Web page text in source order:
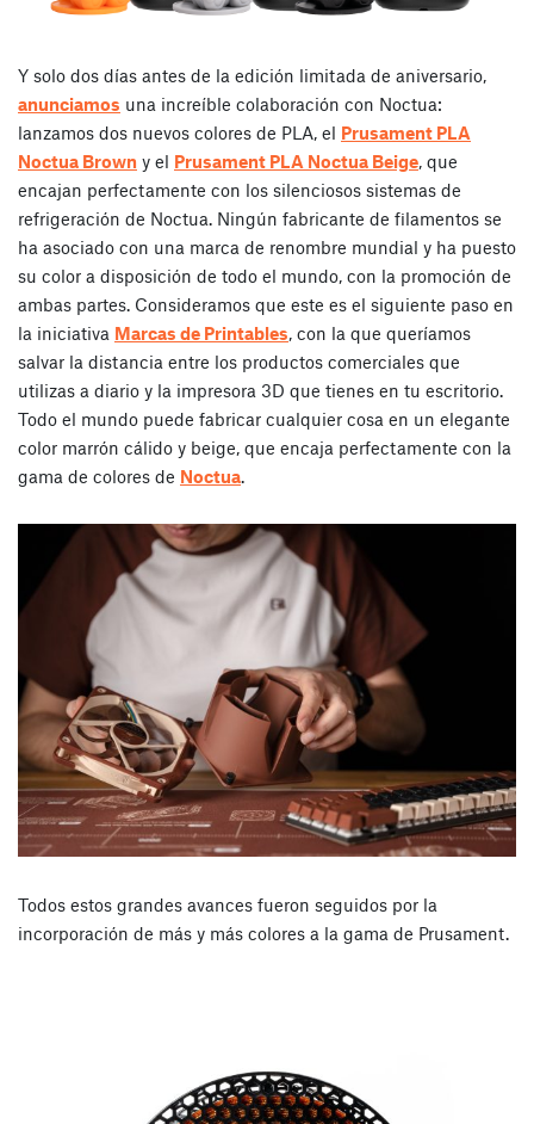
Y solo dos días antes de la edición limitada de aniversario,
anunciamos una increíble colaboración con Noctua:
lanzamos dos nuevos colores de PLA, el Prusament PLA
Noctua Brown y el Prusament PLA Noctua Beige, que
encajan perfectamente con los silenciosos sistemas de
refrigeración de Noctua. Ningún fabricante de filamentos se
ha asociado con una marca de renombre mundial y ha puesto
su color a disposición de todo el mundo, con la promoción de
ambas partes. Consideramos que este es el siguiente paso en
la iniciativa Marcas de Printables, con la que queríamos
salvar la distancia entre los productos comerciales que
utilizas a diario y la impresora 3D que tienes en tu escritorio.
Todo el mundo puede fabricar cualquier cosa en un elegante
color marrón cálido y beige, que encaja perfectamente con la
gama de colores de Noctua.
Todos estos grandes avances fueron seguidos por la
incorporación de más y más colores a la gama de Prusament.